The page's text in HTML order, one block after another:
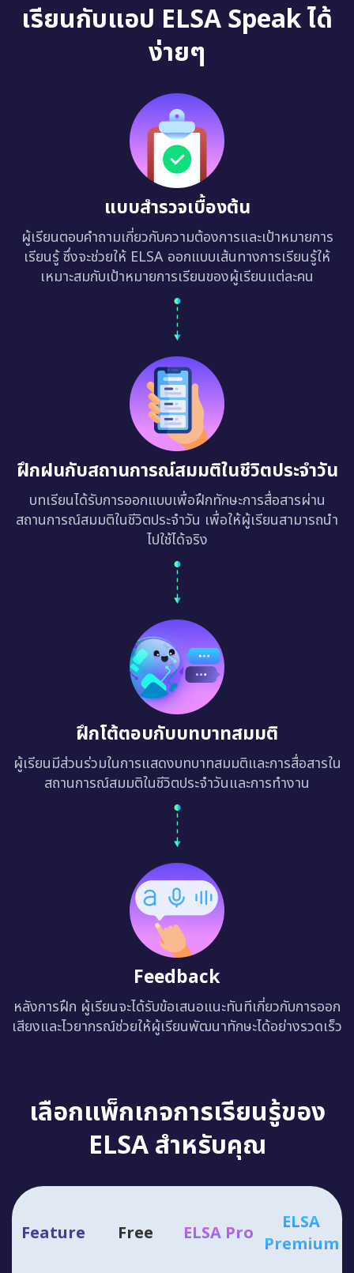
เรียนกับแอป ELSA Speak ได้
ง่ายๆ
แบบสำรวจเบื้องต้น
ผู้เรียนตอบคำถามเกี่ยวกับความต้องการและเป้าหมายการ
เรียนรู้ ซึ่งจะช่วยให้ ELSA ออกแบบเส้นทางการเรียนรู้ให้
เหมาะสมกับเป้าหมายการเรียนของผู้เรียนแต่ละคน
ฝึกฝนกับสถานการณ์สมมติในชีวิตประจำวัน
บทเรียนได้รับการออกแบบเพื่อฝึกทักษะการสื่อสารผ่าน
สถานการณ์สมมติในชีวิตประจำวัน เพื่อให้ผู้เรียนสามารถนำ
ไปใช้ได้จริง
ฝึกโต้ตอบกับบทบาทสมมติ
ผู้เรียนมีส่วนร่วมในการแสดงบทบาทสมมติและการสื่อสารใน
สถานการณ์สมมติในชีวิตประจำวันและการทำงาน
Feedback
หลังการฝึก ผู้เรียนจะได้รับข้อเสนอแนะทันทีเกี่ยวกับการออก
เสียงและไวยากรณ์ช่วยให้ผู้เรียนพัฒนาทักษะได้อย่างรวดเร็ว
เลือกแพ็กเกจการเรียนรู้ของ
ELSA สำหรับคุณ
Feature Free ELSA Pro
ELSA
Premium